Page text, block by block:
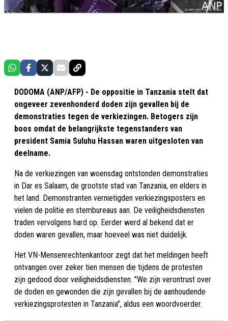
DODOMA (ANP/AFP) - De oppositie in Tanzania stelt dat
ongeveer zevenhonderd doden zijn gevallen bij de
demonstraties tegen de verkiezingen. Betogers zijn
boos omdat de belangrijkste tegenstanders van
president Samia Suluhu Hassan waren uitgesloten van
deelname.
Na de verkiezingen van woensdag ontstonden demonstraties
in Dar es Salaam, de grootste stad van Tanzania, en elders in
het land. Demonstranten vernietigden verkiezingsposters en
vielen de politie en stembureaus aan. De veiligheidsdiensten
traden vervolgens hard op. Eerder werd al bekend dat er
doden waren gevallen, maar hoeveel was niet duidelijk.
Het VN-Mensenrechtenkantoor zegt dat het meldingen heeft
ontvangen over zeker tien mensen die tijdens de protesten
zijn gedood door veiligheidsdiensten. "We zijn verontrust over
de doden en gewonden die zijn gevallen bij de aanhoudende
verkiezingsprotesten in Tanzania", aldus een woordvoerder.